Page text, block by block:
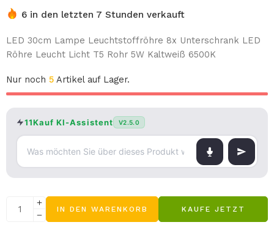
6 in den letzten 7 Stunden verkauft
LED 30cm Lampe Leuchtstoffröhre 8x Unterschrank LED
Röhre Leucht Licht T5 Rohr 5W Kaltweiß 6500K
Nur noch 5 Artikel auf Lager.
11Kauf KI-Assistent V2.5.0
IN DEN WARENKORB KAUFE JETZT